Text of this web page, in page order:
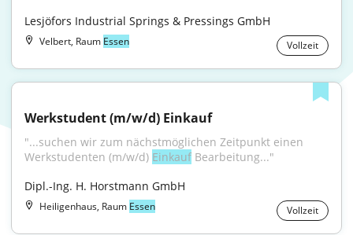
Lesjöfors Industrial Springs & Pressings GmbH
Velbert, Raum Essen Vollzeit
Werkstudent (m/w/d) Einkauf
"...suchen wir zum nächstmöglichen Zeitpunkt einen
Werkstudenten (m/w/d) Einkauf Bearbeitung..."
Dipl.-Ing. H. Horstmann GmbH
Heiligenhaus, Raum Essen Vollzeit